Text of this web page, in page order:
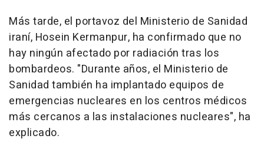
Más tarde, el portavoz del Ministerio de Sanidad
iraní, Hosein Kermanpur, ha confirmado que no
hay ningún afectado por radiación tras los
bombardeos. "Durante años, el Ministerio de
Sanidad también ha implantado equipos de
emergencias nucleares en los centros médicos
más cercanos a las instalaciones nucleares", ha
explicado.